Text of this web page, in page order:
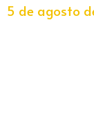
5 de agosto